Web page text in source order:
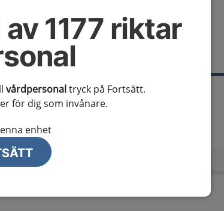
1177 riktar
vårdpersonaltryck på Fortsätt.
för dig som invånare.
enhet
som gäller just din